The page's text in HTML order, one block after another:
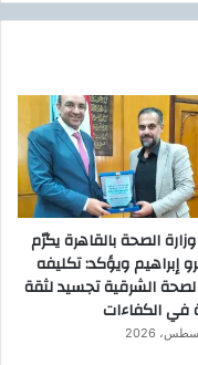
الصحة بالقاهرة يكرّم
إبراهيم ويؤكد: تكليفه
لصحة الشرقية تجسيد لثقة
في الكفاءات